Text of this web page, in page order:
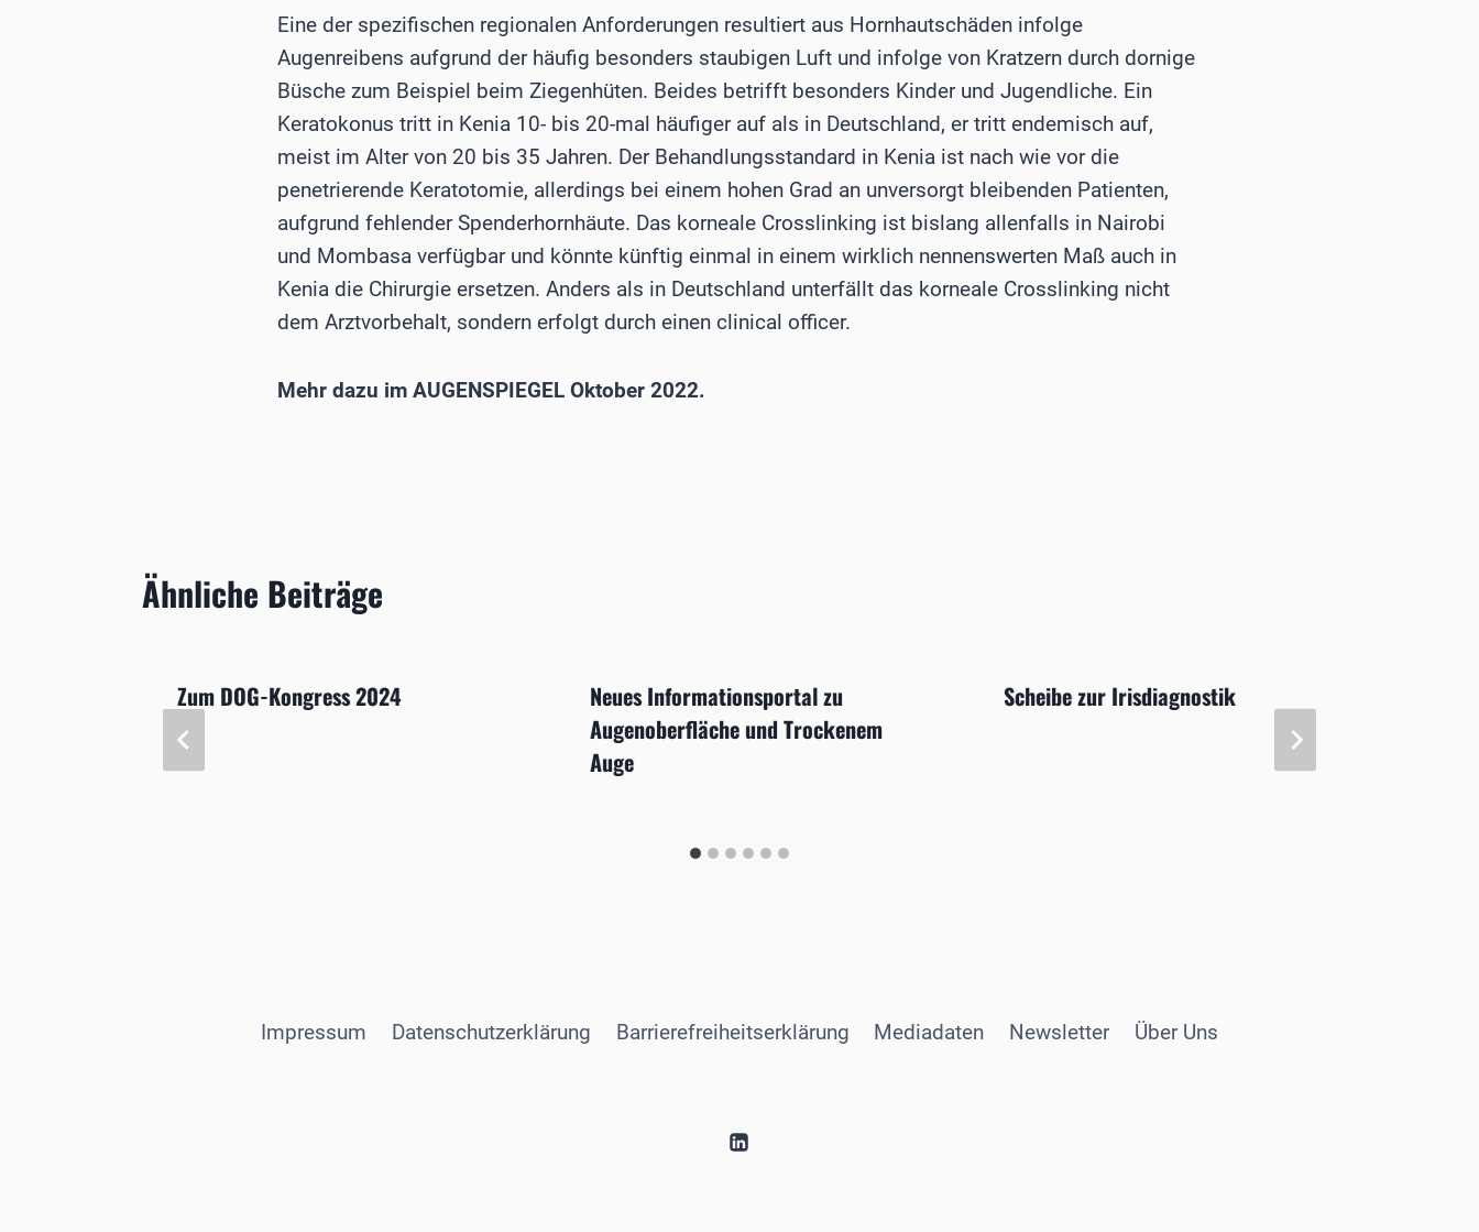
Eine der spezifischen regionalen Anforderungen resultiert aus Hornhautschäden infolge
Augenreibens aufgrund der häufig besonders staubigen Luft und infolge von Kratzern durch dornige
Büsche zum Beispiel beim Ziegenhüten. Beides betrifft besonders Kinder und Jugendliche. Ein
Keratokonus tritt in Kenia 10- bis 20-mal häufiger auf als in Deutschland, er tritt endemisch auf,
meist im Alter von 20 bis 35 Jahren. Der Behandlungsstandard in Kenia ist nach wie vor die
penetrierende Keratotomie, allerdings bei einem hohen Grad an unversorgt bleibenden Patienten,
aufgrund fehlender Spenderhornhäute. Das korneale Crosslinking ist bislang allenfalls in Nairobi
und Mombasa verfügbar und könnte künftig einmal in einem wirklich nennenswerten Maß auch in
Kenia die Chirurgie ersetzen. Anders als in Deutschland unterfällt das korneale Crosslinking nicht
dem Arztvorbehalt, sondern erfolgt durch einen clinical officer.
Mehr dazu im AUGENSPIEGEL Oktober 2022.
Ähnliche Beiträge
Zum DOG-Kongress 2024
Neues Informationsportal zu
Augenoberfläche und Trockenem
Auge
Scheibe zur Irisdiagnostik
Impressum Datenschutzerklärung Barrierefreiheitserklärung Mediadaten Newsletter Über Uns